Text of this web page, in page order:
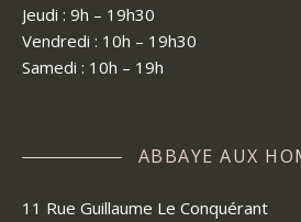
Jeudi : 9h – 19h30
Vendredi : 10h – 19h30
Samedi : 10h – 19h
ABBAYE AUX
11 Rue Guillaume Le Conquérant